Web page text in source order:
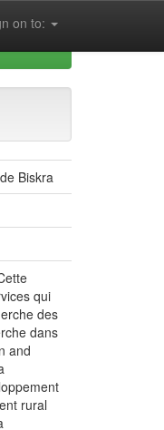
on to:
Biskra
qui
des
dans
and
rural